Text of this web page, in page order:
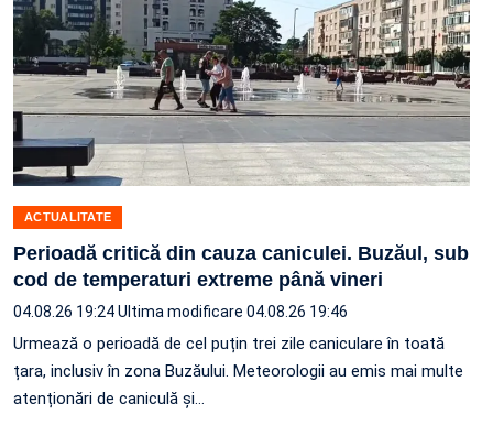
ACTUALITATE
Perioadă critică din cauza caniculei. Buzăul, sub
cod de temperaturi extreme până vineri
04.08.26 19:24Ultima modificare 04.08.26 19:46
Urmează o perioadă de cel puțin trei zile caniculare în toată
țara, inclusiv în zona Buzăului. Meteorologii au emis mai multe
atenționări de caniculă și…